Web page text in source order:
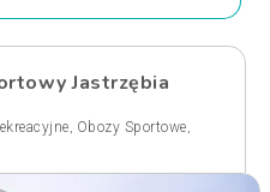
Jastrzębia
, Obozy Sportowe,